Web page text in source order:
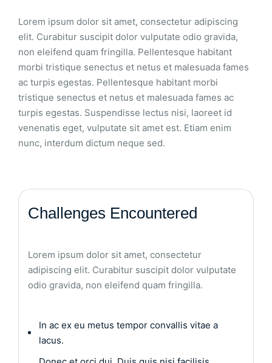
Lorem ipsum dolor sit amet, consectetur adipiscing
elit. Curabitur suscipit dolor vulputate odio gravida,
non eleifend quam fringilla. Pellentesque habitant
morbi tristique senectus et netus et malesuada fames
ac turpis egestas. Pellentesque habitant morbi
tristique senectus et netus et malesuada fames ac
turpis egestas. Suspendisse lectus nisi, laoreet id
venenatis eget, vulputate sit amet est. Etiam enim
nunc, interdum dictum neque sed.
Challenges Encountered
Lorem ipsum dolor sit amet, consectetur
adipiscing elit. Curabitur suscipit dolor vulputate
odio gravida, non eleifend quam fringilla.
In ac ex eu metus tempor convallis vitae a
lacus.